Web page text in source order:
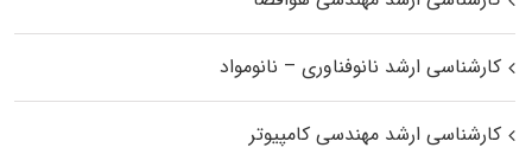
کارشناسی ارشد نانوفناوری – نانومواد
کارشناسی ارشد مهندسی کامپیوتر